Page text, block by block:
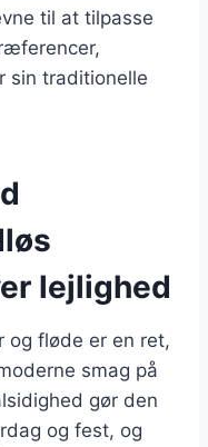
til at tilpasse
sin traditionelle
lejlighed
og fløde er en ret,
smag på
gør den
og fest, og